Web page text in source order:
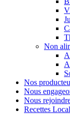
Non
Nos
Nous
Nous
Recettes